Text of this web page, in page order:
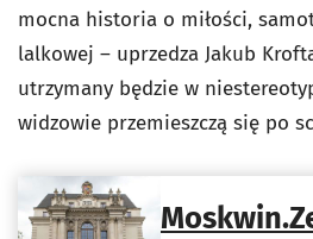
mocna historia o miłości,
lalkowej – uprzedza Jakub
utrzymany będzie w
widzowie przemieszczą się po